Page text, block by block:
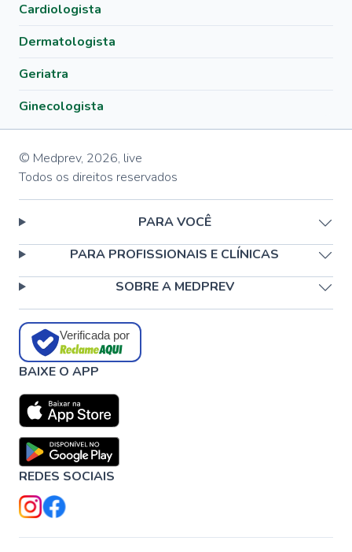
Cardiologista
Dermatologista
Geriatra
Ginecologista
© Medprev, 2026, live
Todos os direitos reservados
PARA VOCÊ
PARA PROFISSIONAIS E CLÍNICAS
SOBRE A MEDPREV
Verificada por
BAIXE O APP
REDES SOCIAIS